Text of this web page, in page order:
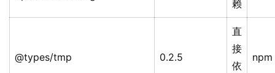
赖
@types/tmp 0.2.5
直
接
依
npm